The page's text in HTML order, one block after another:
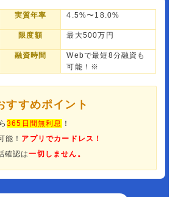
実質年率 4.5%〜18.0%
限度額 最大500万円
融資時間
Webで最短8分融資も
可能！※
すすめポイント
365日間無利息 ！
能！ アプリでカードレス！
確認は一切しません。